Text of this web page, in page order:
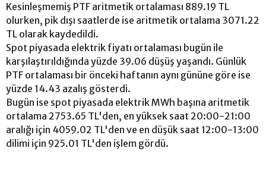
Kesinleşmemiş PTF aritmetik ortalaması 889.19 TL
olurken, pik dışı saatlerde ise aritmetik ortalama 3071.22
TL olarak kaydedildi.
Spot piyasada elektrik fiyatı ortalaması bugün ile
karşılaştırıldığında yüzde 39.06 düşüş yaşandı. Günlük
PTF ortalaması bir önceki haftanın aynı gününe göre ise
yüzde 14.43 azalış gösterdi.
Bugün ise spot piyasada elektrik MWh başına aritmetik
ortalama 2753.65 TL'den, en yüksek saat 20:00-21:00
aralığı için 4059.02 TL'den ve en düşük saat 12:00-13:00
dilimi için 925.01 TL'den işlem gördü.